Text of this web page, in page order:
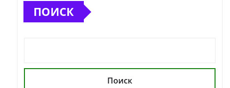
ПОИСК
Поиск